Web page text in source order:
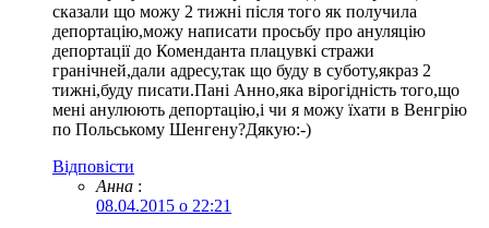
сказали що можу 2 тижні після того як получила
депортацію,можу написати просьбу про ануляцію
депортації до Коменданта плацувкі стражи
гранічней,дали адресу,так що буду в суботу,якраз 2
тижні,буду писати.Пані Анно,яка вірогідність того,що
мені анулюють депортацію,і чи я можу їхати в Венгрію
по Польському Шенгену?Дякую:-)
Відповіcти
Анна :
08.04.2015 о 22:21